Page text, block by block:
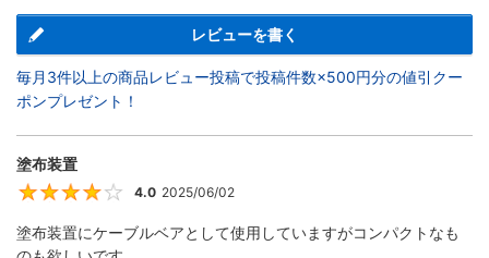
レビューを書く
毎月3件以上の商品レビュー投稿で投稿件数×500円分の値引クー
ポンプレゼント！
塗布装置
4
4.0 2025/06/02
塗布装置にケーブルベアとして使用していますがコンパクトなも